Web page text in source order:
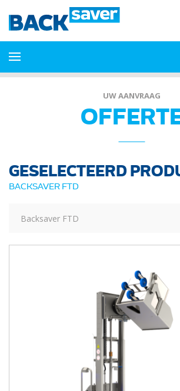
UW AANVRAAG
GESELECTEERD
BACKSAVER FTD